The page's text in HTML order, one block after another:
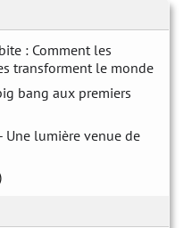
: Comment les
transforment le monde
bang aux premiers
Une lumière venue de